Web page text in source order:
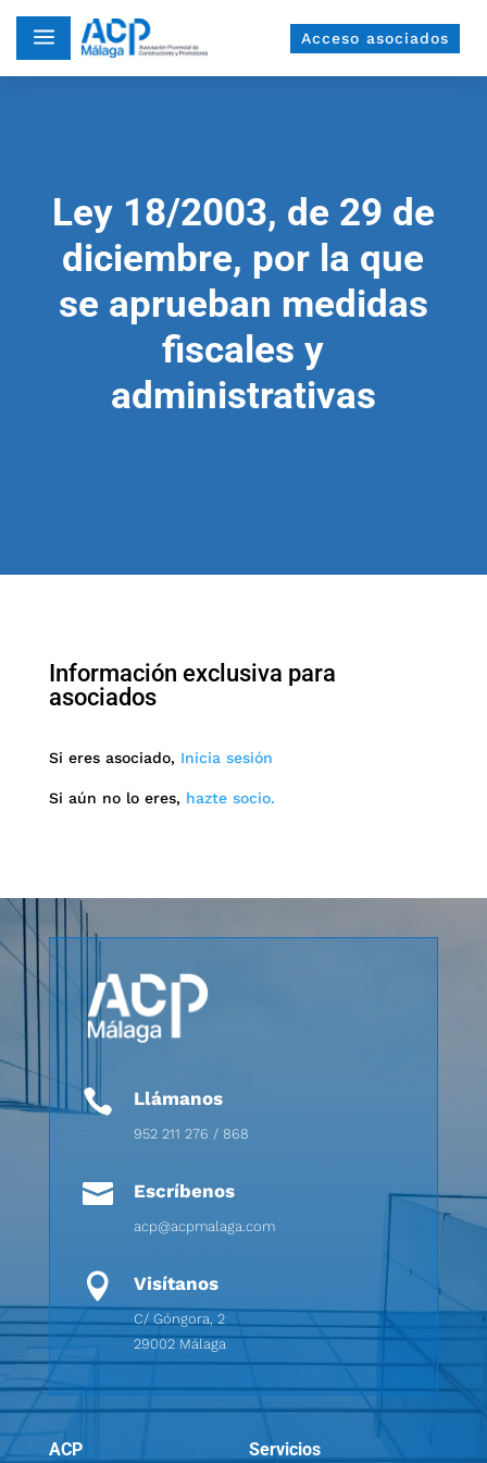
a Acceso asociados
Ley 18/2003, de 29 de
diciembre, por la que
se aprueban medidas
fiscales y
administrativas
Información exclusiva para
asociados
Si eres asociado, Inicia sesión
Si aún no lo eres, hazte socio.
 Llámanos
952 211 276 / 868
 Escríbenos
acp@acpmalaga.com
 Visítanos
C/ Góngora, 2
29002 Málaga
ACP Servicios